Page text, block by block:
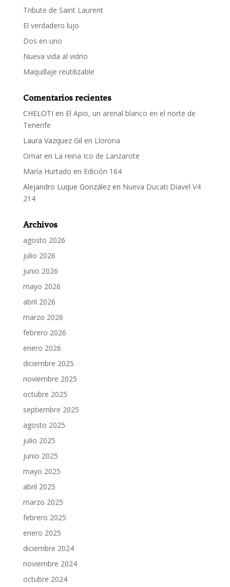
Tribute de Saint Laurent
El verdadero lujo
Dos en uno
Nueva vida al vidrio
Maquillaje reutilizable
Comentarios recientes
CHELOTI en El Apio, un arenal blanco en el norte de
Tenerife
Laura Vazquez Gil en Llorona
Omaren La reina Ico de Lanzarote
María Hurtado en Edición 164
Alejandro Luque Gonzálezen Nueva Ducati Diavel V4
214
Archivos
agosto 2026
julio 2026
junio 2026
mayo 2026
abril 2026
marzo 2026
febrero 2026
enero 2026
diciembre 2025
noviembre 2025
octubre 2025
septiembre 2025
agosto 2025
julio 2025
junio 2025
mayo 2025
abril 2025
marzo 2025
febrero 2025
enero 2025
diciembre 2024
noviembre 2024
octubre 2024